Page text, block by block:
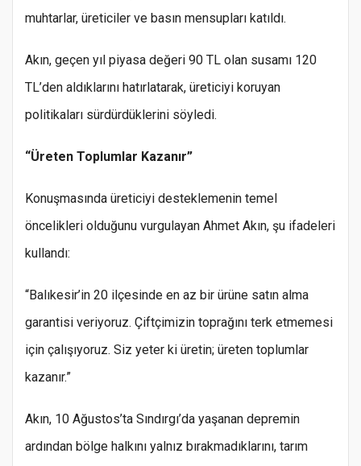
muhtarlar, üreticiler ve basın mensupları katıldı.
Akın, geçen yıl piyasa değeri 90 TL olan susamı 120
TL’den aldıklarını hatırlatarak, üreticiyi koruyan
politikaları sürdürdüklerini söyledi.
“Üreten Toplumlar Kazanır”
Konuşmasında üreticiyi desteklemenin temel
öncelikleri olduğunu vurgulayan Ahmet Akın, şu ifadeleri
kullandı:
“Balıkesir’in 20 ilçesinde en az bir ürüne satın alma
garantisi veriyoruz. Çiftçimizin toprağını terk etmemesi
için çalışıyoruz. Siz yeter ki üretin; üreten toplumlar
kazanır.”
Akın, 10 Ağustos’ta Sındırgı’da yaşanan depremin
ardından bölge halkını yalnız bırakmadıklarını, tarım